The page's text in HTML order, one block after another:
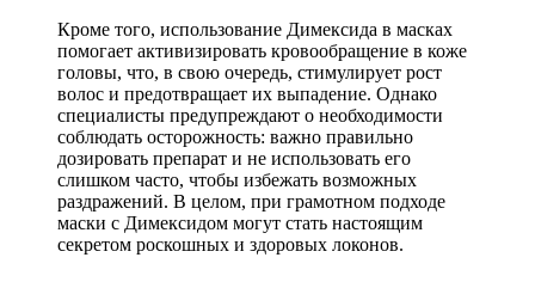
Кроме того, использование Димексида в масках
помогает активизировать кровообращение в коже
головы, что, в свою очередь, стимулирует рост
волос и предотвращает их выпадение. Однако
специалисты предупреждают о необходимости
соблюдать осторожность: важно правильно
дозировать препарат и не использовать его
слишком часто, чтобы избежать возможных
раздражений. В целом, при грамотном подходе
маски с Димексидом могут стать настоящим
секретом роскошных и здоровых локонов.